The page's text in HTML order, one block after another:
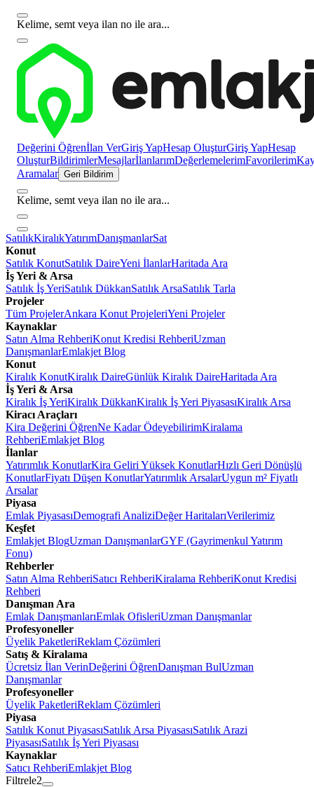
Kelime, semt veya ilan no ile ara...
Değerini Öğrenİlan VerGiriş YapHesap OluşturGiriş YapHesap
OluşturBildirimlerMesajlarİlanlarımDeğerlemelerimFavorilerim
Aramalar Geri Bildirim
Kelime, semt veya ilan no ile ara...
SatılıkKiralıkYatırımDanışmanlarSat
Konut
Satılık KonutSatılık DaireYeni İlanlarHaritada Ara
İş Yeri & Arsa
Satılık İş YeriSatılık DükkanSatılık ArsaSatılık Tarla
Projeler
Tüm ProjelerAnkara Konut ProjeleriYeni Projeler
Kaynaklar
Satın Alma RehberiKonut Kredisi RehberiUzman
DanışmanlarEmlakjet Blog
Konut
Kiralık KonutKiralık DaireGünlük Kiralık DaireHaritada Ara
İş Yeri & Arsa
Kiralık İş YeriKiralık DükkanKiralık İş Yeri PiyasasıKiralık Arsa
Kiracı Araçları
Kira Değerini ÖğrenNe Kadar ÖdeyebilirimKiralama
RehberiEmlakjet Blog
İlanlar
Yatırımlık KonutlarKira Geliri Yüksek KonutlarHızlı Geri Dönüşlü
KonutlarFiyatı Düşen KonutlarYatırımlık ArsalarUygun m² Fiyatlı
Arsalar
Piyasa
Emlak PiyasasıDemografi AnaliziDeğer HaritalarıVerilerimiz
Keşfet
Emlakjet BlogUzman DanışmanlarGYF (Gayrimenkul Yatırım
Fonu)
Rehberler
Satın Alma RehberiSatıcı RehberiKiralama RehberiKonut Kredisi
Rehberi
Danışman Ara
Emlak DanışmanlarıEmlak OfisleriUzman Danışmanlar
Profesyoneller
Üyelik PaketleriReklam Çözümleri
Satış & Kiralama
Ücretsiz İlan VerinDeğerini ÖğrenDanışman BulUzman
Danışmanlar
Profesyoneller
Üyelik PaketleriReklam Çözümleri
Piyasa
Satılık Konut PiyasasıSatılık Arsa PiyasasıSatılık Arazi
PiyasasıSatılık İş Yeri Piyasası
Kaynaklar
Satıcı RehberiEmlakjet Blog
Filtrele2